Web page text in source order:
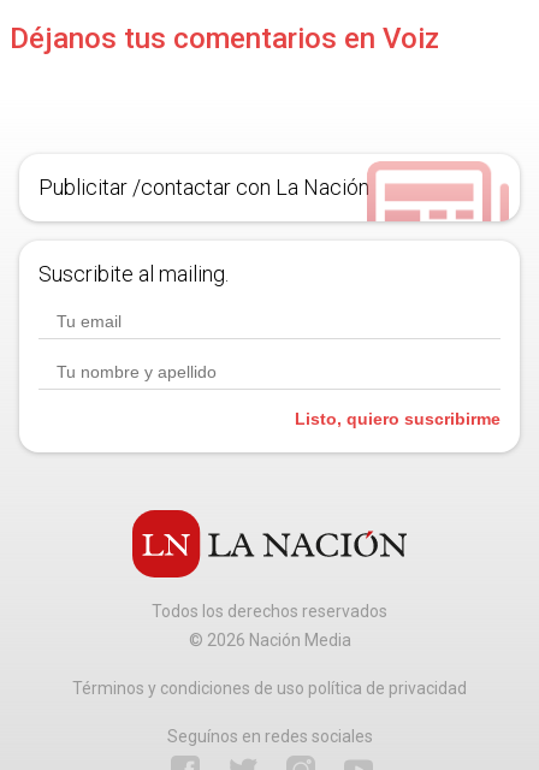
Déjanos tus comentarios en Voiz
Publicitar /contactar con La Nación
Suscribite al mailing.
Listo, quiero suscribirme
Todos los derechos reservados
© 2026 Nación Media
Términos y condiciones de uso política de privacidad
Seguínos en redes sociales